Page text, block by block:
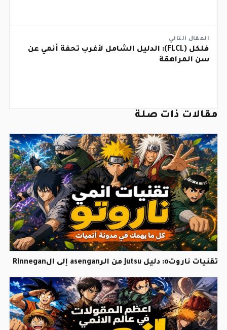
المقال التالي
فلكل (FLCL): الدليل الشامل لأغرب تحفة أنمي عن
سن المراهقة
مقالات ذات صلة
تقنيات ناروتo: دليل Jutsu من الرasengan إلى الRinnegan